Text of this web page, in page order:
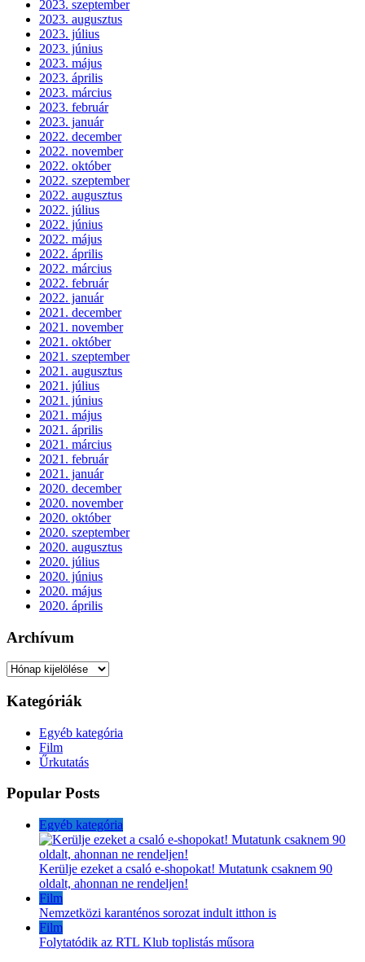
2023. szeptember
2023. augusztus
2023. július
2023. június
2023. május
2023. április
2023. március
2023. február
2023. január
2022. december
2022. november
2022. október
2022. szeptember
2022. augusztus
2022. július
2022. június
2022. május
2022. április
2022. március
2022. február
2022. január
2021. december
2021. november
2021. október
2021. szeptember
2021. augusztus
2021. július
2021. június
2021. május
2021. április
2021. március
2021. február
2021. január
2020. december
2020. november
2020. október
2020. szeptember
2020. augusztus
2020. július
2020. június
2020. május
2020. április
Archívum
Archívum
Kategóriák
Egyéb kategória
Film
Űrkutatás
Popular Posts
Egyéb kategória
Kerülje ezeket a csaló e-shopokat! Mutatunk csaknem 90
oldalt, ahonnan ne rendeljen!
Film
Nemzetközi karanténos sorozat indult itthon is
Film
Folytatódik az RTL Klub toplistás műsora